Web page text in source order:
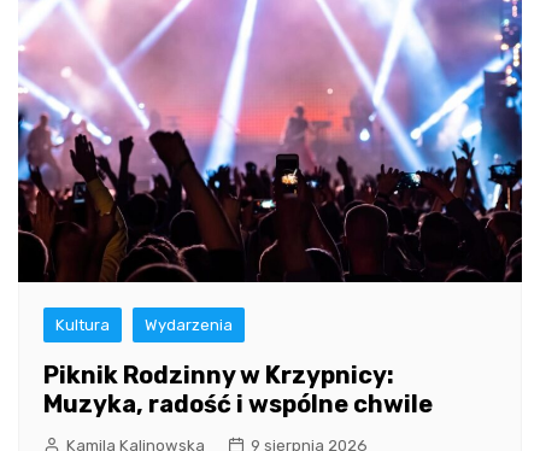
Kultura Wydarzenia
Piknik Rodzinny w Krzypnicy:
Muzyka, radość i wspólne chwile
Kamila Kalinowska 9 sierpnia 2026